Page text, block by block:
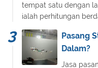
tempat satu dengan
ialah perhitungan
Pasang
Dalam?
Jasa